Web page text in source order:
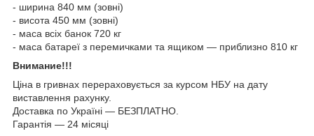
- ширина 840 мм (зовні)
- висота 450 мм (зовні)
- маса всіх банок 720 кг
- маса батареї з перемичками та ящиком — приблизно 810 кг
Внимание!!!
Ціна в гривнах перераховується за курсом НБУ на дату
виставлення рахунку.
Доставка по Україні — БЕЗПЛАТНО.
Гарантія — 24 місяці